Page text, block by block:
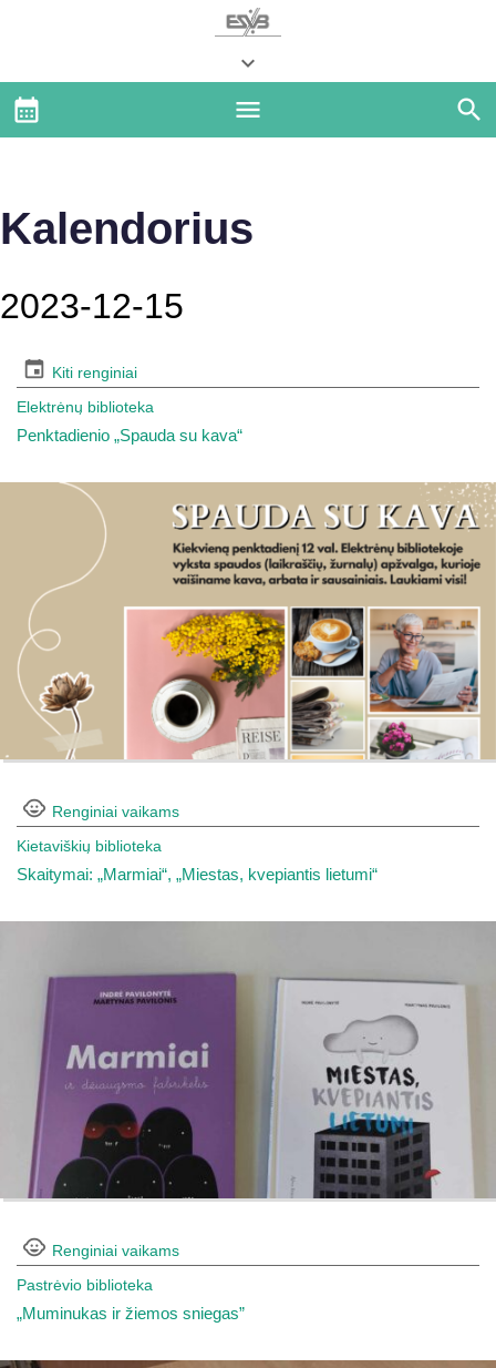
Kalendorius
2023-12-15
Kiti renginiai
Elektrėnų biblioteka
Penktadienio „Spauda su kava“
Renginiai vaikams
Kietaviškių biblioteka
Skaitymai: „Marmiai“, „Miestas, kvepiantis lietumi“
Renginiai vaikams
Pastrėvio biblioteka
„Muminukas ir žiemos sniegas”